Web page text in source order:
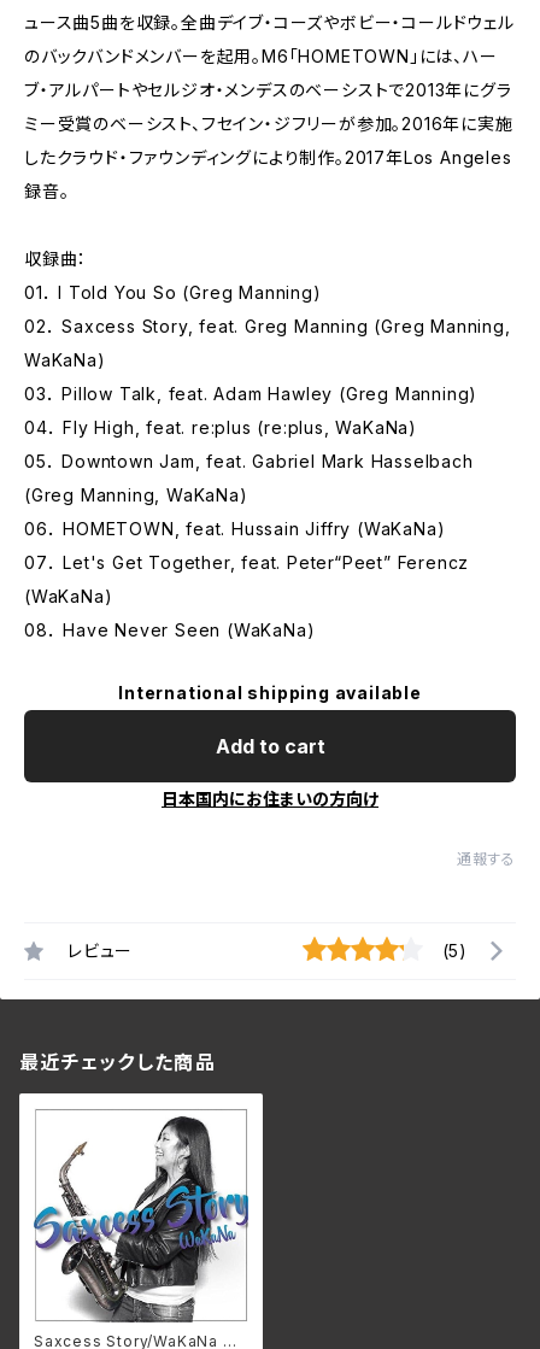
ュース曲5曲を収録。全曲デイブ・コーズやボビー・コールドウェル
のバックバンドメンバーを起用。M6「HOMETOWN」には、ハー
ブ・アルパートやセルジオ・メンデスのベーシストで2013年にグラ
ミー受賞のベーシスト、フセイン・ジフリーが参加。2016年に実施
したクラウド・ファウンディングにより制作。2017年Los Angeles
録音。
収録曲：
01． I Told You So (Greg Manning)
02． Saxcess Story, feat. Greg Manning (Greg Manning,
WaKaNa)
03． Pillow Talk, feat. Adam Hawley (Greg Manning)
04． Fly High, feat. re:plus (re:plus, WaKaNa)
05． Downtown Jam, feat. Gabriel Mark Hasselbach
(Greg Manning, WaKaNa)
06． HOMETOWN, feat. Hussain Jiffry (WaKaNa)
07． Let's Get Together, feat. Peter“Peet” Ferencz
(WaKaNa)
08． Have Never Seen (WaKaNa)
International shipping available
Add to cart
日本国内にお住まいの方向け
通報する
レビュー (5)
最近チェックした商品
Saxcess Story/WaKaNa